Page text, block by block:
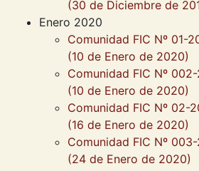
(30 de Diciembre de
Enero 2020
Comunidad FIC Nº 01-
(10 de Enero de 2020)
Comunidad FIC Nº
(10 de Enero de 2020)
Comunidad FIC Nº 02-
(16 de Enero de 2020)
Comunidad FIC Nº
(24 de Enero de 2020)